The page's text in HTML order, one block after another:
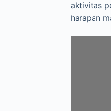
aktivitas
harapan